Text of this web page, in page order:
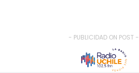
- PUBLICIDAD ON POST -